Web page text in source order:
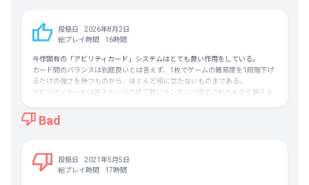
投稿日
2026年8月2日
総プレイ時間
16時間
今作固有の「アビリティカード」システムはとても良い作用をしている。
カード間のバランスは到底良いとは言えず、1枚でゲームの難易度を1段階下げ
るだけの強さを持つものから、ほとんど役に立たないものまである。
アビリティカードは各ステージの終了時にランダムで提示されたものを購入す
プレイヤーが選んで最大3枚まで持ち込めるので運要素を減らすことができ
る。
弾消し手段を豊富に確保して、自分の力量を超えた難易度をゴリ押しでクリア
してもよし。
Bad
投稿日
2021年5月5日
総プレイ時間
17時間